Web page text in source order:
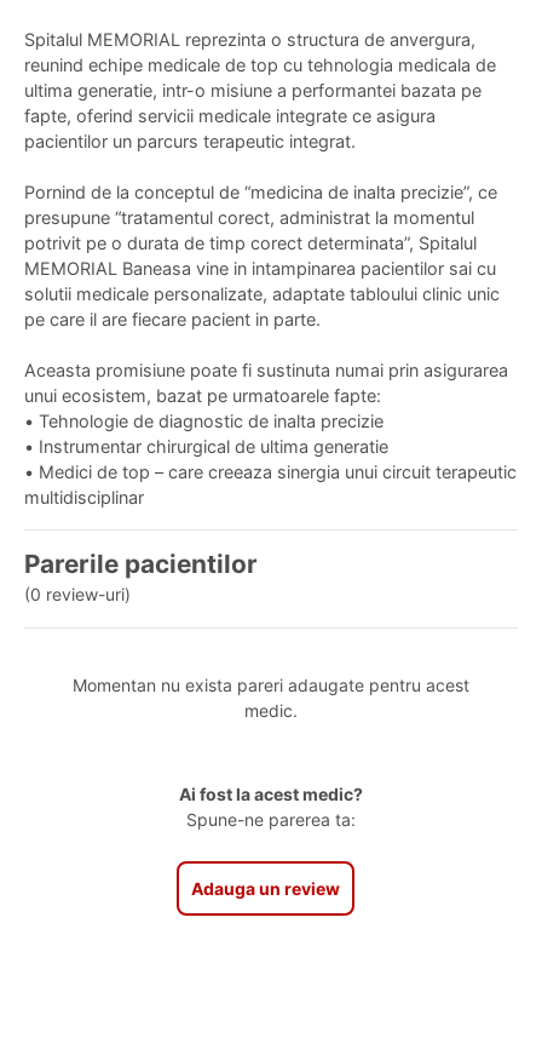
Spitalul MEMORIAL reprezinta o structura de anvergura,
reunind echipe medicale de top cu tehnologia medicala de
ultima generatie, intr-o misiune a performantei bazata pe
fapte, oferind servicii medicale integrate ce asigura
pacientilor un parcurs terapeutic integrat.
Pornind de la conceptul de “medicina de inalta precizie”, ce
presupune “tratamentul corect, administrat la momentul
potrivit pe o durata de timp corect determinata”, Spitalul
MEMORIAL Baneasa vine in intampinarea pacientilor sai cu
solutii medicale personalizate, adaptate tabloului clinic unic
pe care il are fiecare pacient in parte.
Aceasta promisiune poate fi sustinuta numai prin asigurarea
unui ecosistem, bazat pe urmatoarele fapte:
• Tehnologie de diagnostic de inalta precizie
• Instrumentar chirurgical de ultima generatie
• Medici de top – care creeaza sinergia unui circuit terapeutic
multidisciplinar
Parerile pacientilor
(0 review-uri)
Momentan nu exista pareri adaugate pentru acest
medic.
Ai fost la acest medic?
Spune-ne parerea ta:
Adauga un review